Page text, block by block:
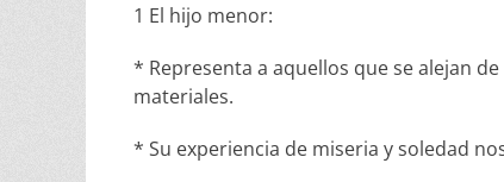
1 El hijo menor:
* Representa a aquellos que se alejan
materiales.
* Su experiencia de miseria y soledad